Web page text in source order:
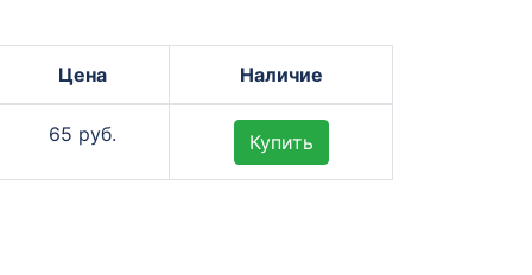
Цена Наличие
65 руб. Купить